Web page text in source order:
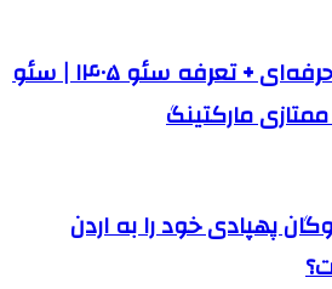
🔍 خدمات سئو حرفه‌ای + تعرفه سئو ۱۴۰۵ | سئو
مارکتینگ
پهپادی خود را به اردن